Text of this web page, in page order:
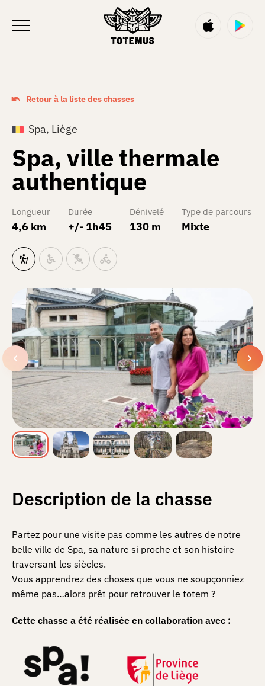
Retour à la liste des chasses
Spa, Liège
Spa, ville thermale
authentique
Longueur
4,6 km
Durée
+/- 1h45
Dénivelé
130 m
Type de parcours
Mixte
Description de la chasse
Partez pour une visite pas comme les autres de notre
belle ville de Spa, sa nature si proche et son histoire
traversant les siècles.
Vous apprendrez des choses que vous ne soupçonniez
même pas…alors prêt pour retrouver le totem ?
Cette chasse a été réalisée en collaboration avec :